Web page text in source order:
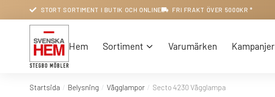
STORT SORTIMENT I BUTIK OCH ONLINE FRI FRAKT ÖVER 5000KR *
Hem Sortiment Varumärken Kampanjer
Du är här:
Startsida Belysning Vägglampor Secto 4230 Vägglampa